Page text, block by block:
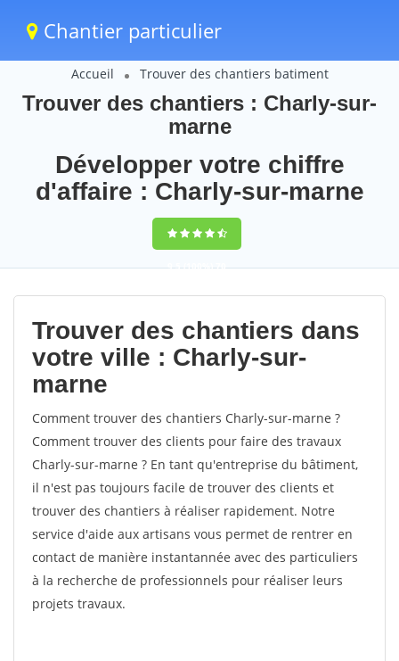
Chantier particulier
Accueil Trouver des chantiers batiment
Trouver des chantiers : Charly-sur-
marne
Développer votre chiffre
d'affaire : Charly-sur-marne
9,5(100%)70
votes
Trouver des chantiers dans
votre ville : Charly-sur-
marne
Comment trouver des chantiers Charly-sur-marne ?
Comment trouver des clients pour faire des travaux
Charly-sur-marne ? En tant qu'entreprise du bâtiment,
il n'est pas toujours facile de trouver des clients et
trouver des chantiers à réaliser rapidement. Notre
service d'aide aux artisans vous permet de rentrer en
contact de manière instantannée avec des particuliers
à la recherche de professionnels pour réaliser leurs
projets travaux.